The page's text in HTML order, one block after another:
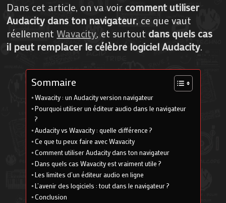
Dans cet article, on va voir comment utiliser
Audacity dans ton navigateur, ce que vaut
réellement Wavacity, et surtout dans quels cas
il peut remplacer le célèbre logiciel Audacity.
Sommaire
Wavacity : un Audacity version navigateur
Pourquoi utiliser un éditeur audio dans le navigateur
?
Audacity vs Wavacity : quelle différence ?
Ce que tu peux faire avec Wavacity
Comment utiliser Audacity dans ton navigateur
Dans quels cas Wavacity est vraiment utile ?
Les limites d’un éditeur audio en ligne
L’avenir des logiciels : tout dans le navigateur ?
Conclusion